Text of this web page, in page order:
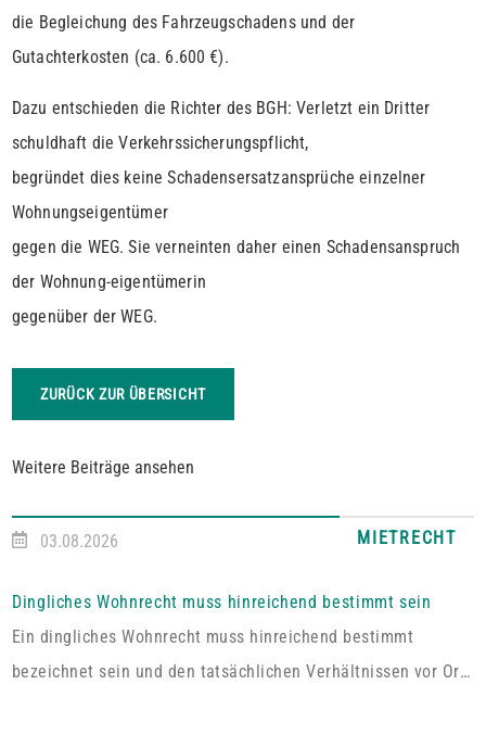
die Begleichung des Fahrzeugschadens und der
Gutachterkosten (ca. 6.600 €).
Dazu entschieden die Richter des BGH: Verletzt ein Dritter
schuldhaft die Verkehrssicherungspflicht,
begründet dies keine Schadensersatzansprüche einzelner
Wohnungseigentümer
gegen die WEG. Sie verneinten daher einen Schadensanspruch
der Wohnung-eigentümerin
gegenüber der WEG.
ZURÜCK ZUR ÜBERSICHT
Weitere Beiträge ansehen
03.08.2026 MIETRECHT
Dingliches Wohnrecht muss hinreichend bestimmt sein
Ein dingliches Wohnrecht muss hinreichend bestimmt
bezeichnet sein und den tatsächlichen Verhältnissen vor Ort